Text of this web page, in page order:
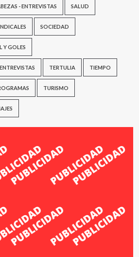
- ENTREVISTAS SALUD
SOCIEDAD
Y GOLES
TERTULIA TIEMPO
TURISMO